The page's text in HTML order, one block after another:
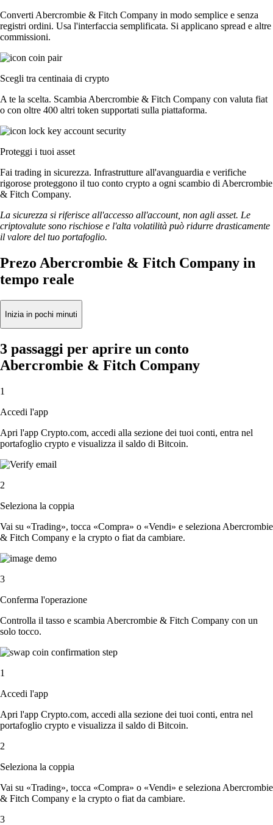
Converti Abercrombie & Fitch Company in modo semplice e senza
registri ordini. Usa l'interfaccia semplificata. Si applicano spread e altre
commissioni.
Scegli tra centinaia di crypto
A te la scelta. Scambia Abercrombie & Fitch Company con valuta fiat
o con oltre 400 altri token supportati sulla piattaforma.
Proteggi i tuoi asset
Fai trading in sicurezza. Infrastrutture all'avanguardia e verifiche
rigorose proteggono il tuo conto crypto a ogni scambio di Abercrombie
& Fitch Company.
La sicurezza si riferisce all'accesso all'account, non agli asset. Le
criptovalute sono rischiose e l'alta volatilità può ridurre drasticamente
il valore del tuo portafoglio.
Prezo Abercrombie & Fitch Company in
tempo reale
Inizia in pochi minuti
3 passaggi per aprire un conto
Abercrombie & Fitch Company
1
Accedi l'app
Apri l'app Crypto.com, accedi alla sezione dei tuoi conti, entra nel
portafoglio crypto e visualizza il saldo di Bitcoin.
2
Seleziona la coppia
Vai su «Trading», tocca «Compra» o «Vendi» e seleziona Abercrombie
& Fitch Company e la crypto o fiat da cambiare.
3
Conferma l'operazione
Controlla il tasso e scambia Abercrombie & Fitch Company con un
solo tocco.
1
Accedi l'app
Apri l'app Crypto.com, accedi alla sezione dei tuoi conti, entra nel
portafoglio crypto e visualizza il saldo di Bitcoin.
2
Seleziona la coppia
Vai su «Trading», tocca «Compra» o «Vendi» e seleziona Abercrombie
& Fitch Company e la crypto o fiat da cambiare.
3